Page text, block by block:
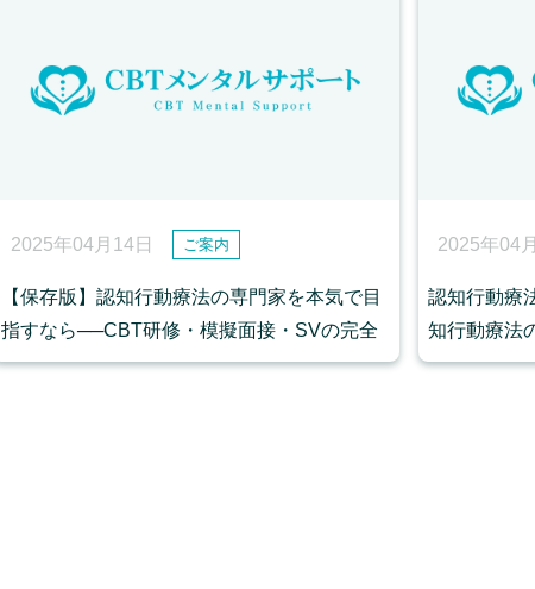
2025年04月14日 ご案内
【保存版】認知行動療法の専門家を本気で目
指すなら──CBT研修・模擬面接・SVの完全
活用ガイド
2025年04
認知行動療
知行動療法